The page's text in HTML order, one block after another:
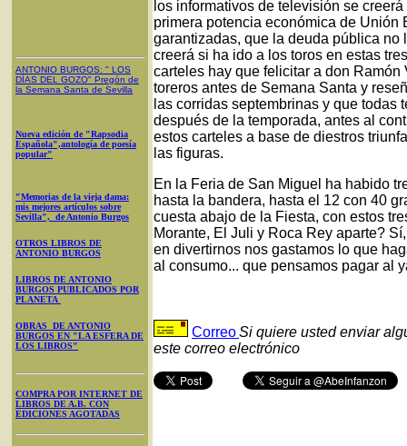
ANTONIO BURGOS: " LOS
DÍAS DEL GOZO" Pregón de
la Semana Santa de Sevilla
Nueva edición de "Rapsodia
Española",antología de poesía
popular"
"Memorias de la vieja dama:
mis mejores artículos sobre
Sevilla", de Antonio Burgos
OTROS LIBROS DE
ANTONIO BURGOS
LIBROS DE ANTONIO
BURGOS PUBLICADOS POR
PLANETA
OBRAS DE ANTONIO
BURGOS EN "LA ESFERA DE
LOS LIBROS"
COMPRA POR INTERNET DE
LIBROS DE A.B. CON
EDICIONES AGOTADAS
los informativos de televisión se
primera potencia económica de Unión
garantizadas, que la deuda pública no
creerá si ha ido a los toros en estas
carteles hay que felicitar a don
toreros antes de Semana Santa y
las corridas septembrinas y que
después de la temporada, antes al
estos carteles a base de diestros
las figuras.
En la Feria de San Miguel ha habido
hasta la bandera, hasta el 12 con 40
cuesta abajo de la Fiesta, con estos
Morante, El Juli y Roca Rey aparte?
en divertirnos nos gastamos lo que
al consumo... que pensamos pagar al
CorreoSi quiere usted enviar
este correo electrónico